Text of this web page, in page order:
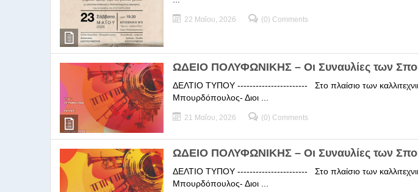
22 Μαΐου, 2026 (0) Comments
ΩΔΕΙΟ ΠΟΛΥΦΩΝΙΚΗΣ – Οι Συναυλίες των
ΔΕΛΤΙΟ ΤΥΠΟΥ ----------------------- Στο πλαίσιο των
Μπουρδόπουλος- Διοι ...
21 Μαΐου, 2026 (0) Comments
ΩΔΕΙΟ ΠΟΛΥΦΩΝΙΚΗΣ – Οι Συναυλίες των
ΔΕΛΤΙΟ ΤΥΠΟΥ ----------------------- Στο πλαίσιο των
Μπουρδόπουλος- Διοι ...